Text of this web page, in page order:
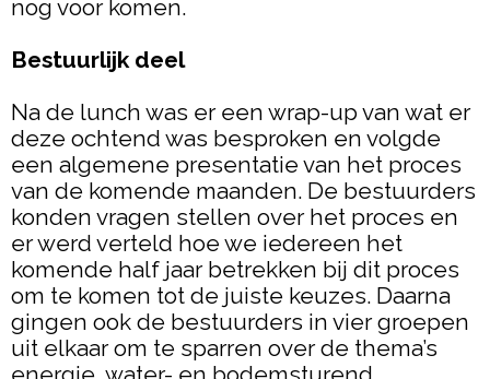
nog voor komen.
Bestuurlijk deel
Na de lunch was er een wrap-up van wat er
deze ochtend was besproken en volgde
een algemene presentatie van het proces
van de komende maanden. De bestuurders
konden vragen stellen over het proces en
er werd verteld hoe we iedereen het
komende half jaar betrekken bij dit proces
om te komen tot de juiste keuzes. Daarna
gingen ook de bestuurders in vier groepen
uit elkaar om te sparren over de thema’s